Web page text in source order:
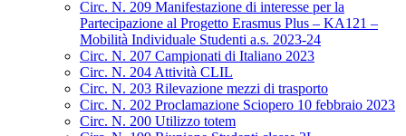
Circ. N. 209 Manifestazione di interesse per la
Partecipazione al Progetto Erasmus Plus – KA121 –
Mobilità Individuale Studenti a.s. 2023-24
Circ. N. 207 Campionati di Italiano 2023
Circ. N. 204 Attività CLIL
Circ. N. 203 Rilevazione mezzi di trasporto
Circ. N. 202 Proclamazione Sciopero 10 febbraio 2023
Circ. N. 200 Utilizzo totem